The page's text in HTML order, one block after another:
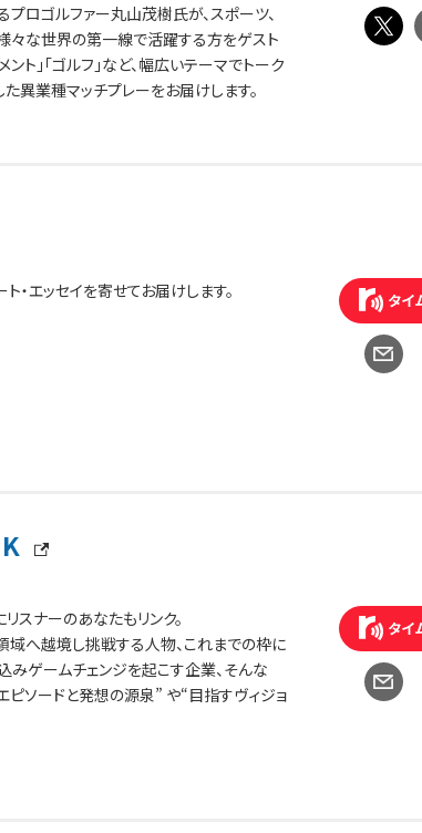
ロゴルファー丸山茂樹氏が、スポーツ、
々な世界の第一線で活躍する方をゲスト
ント」「ゴルフ」など、幅広いテーマでトーク
異業種マッチプレーをお届けします。
・エッセイを寄せてお届けします。
スナーのあなたもリンク。
域へ越境し挑戦する人物、これまでの枠に
ゲームチェンジを起こす企業、そんな
ピソードと発想の源泉” や“目指すヴィジョ